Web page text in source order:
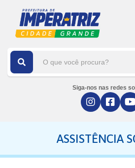
Siga-nos nas redes
ASSISTÊNCIA